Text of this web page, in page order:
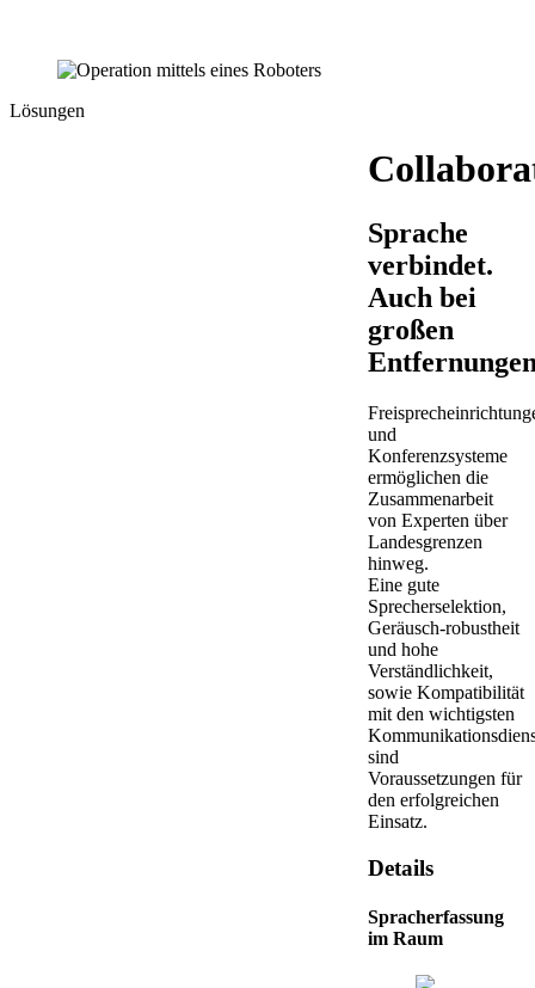
Lösungen
Sprache
verbindet.
Auch bei
großen
und
Konferenzsysteme
ermöglichen die
Zusammenarbeit
von Experten über
Landesgrenzen
hinweg.
Eine gute
Sprecherselektion,
Geräusch-robustheit
und hohe
Verständlichkeit,
sowie Kompatibilität
mit den wichtigsten
sind
Voraussetzungen für
den erfolgreichen
Einsatz.
Details
Spracherfassung
im Raum